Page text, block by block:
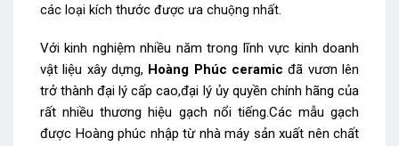
các loại kích thước được ưa chuộng nhất.
Với kinh nghiệm nhiều năm trong lĩnh vực kinh doanh
vật liệu xây dựng, Hoàng Phúc ceramic đã vươn lên
trở thành đại lý cấp cao,đại lý ủy quyền chính hãng của
rất nhiều thương hiệu gạch nổi tiếng.Các mẫu gạch
được Hoàng phúc nhập từ nhà máy sản xuất nên chất